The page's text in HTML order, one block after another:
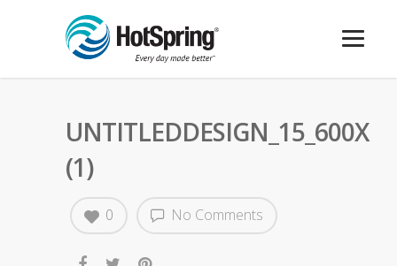
UNTITLEDDESIGN_15_600X
(1)
No Comments
0